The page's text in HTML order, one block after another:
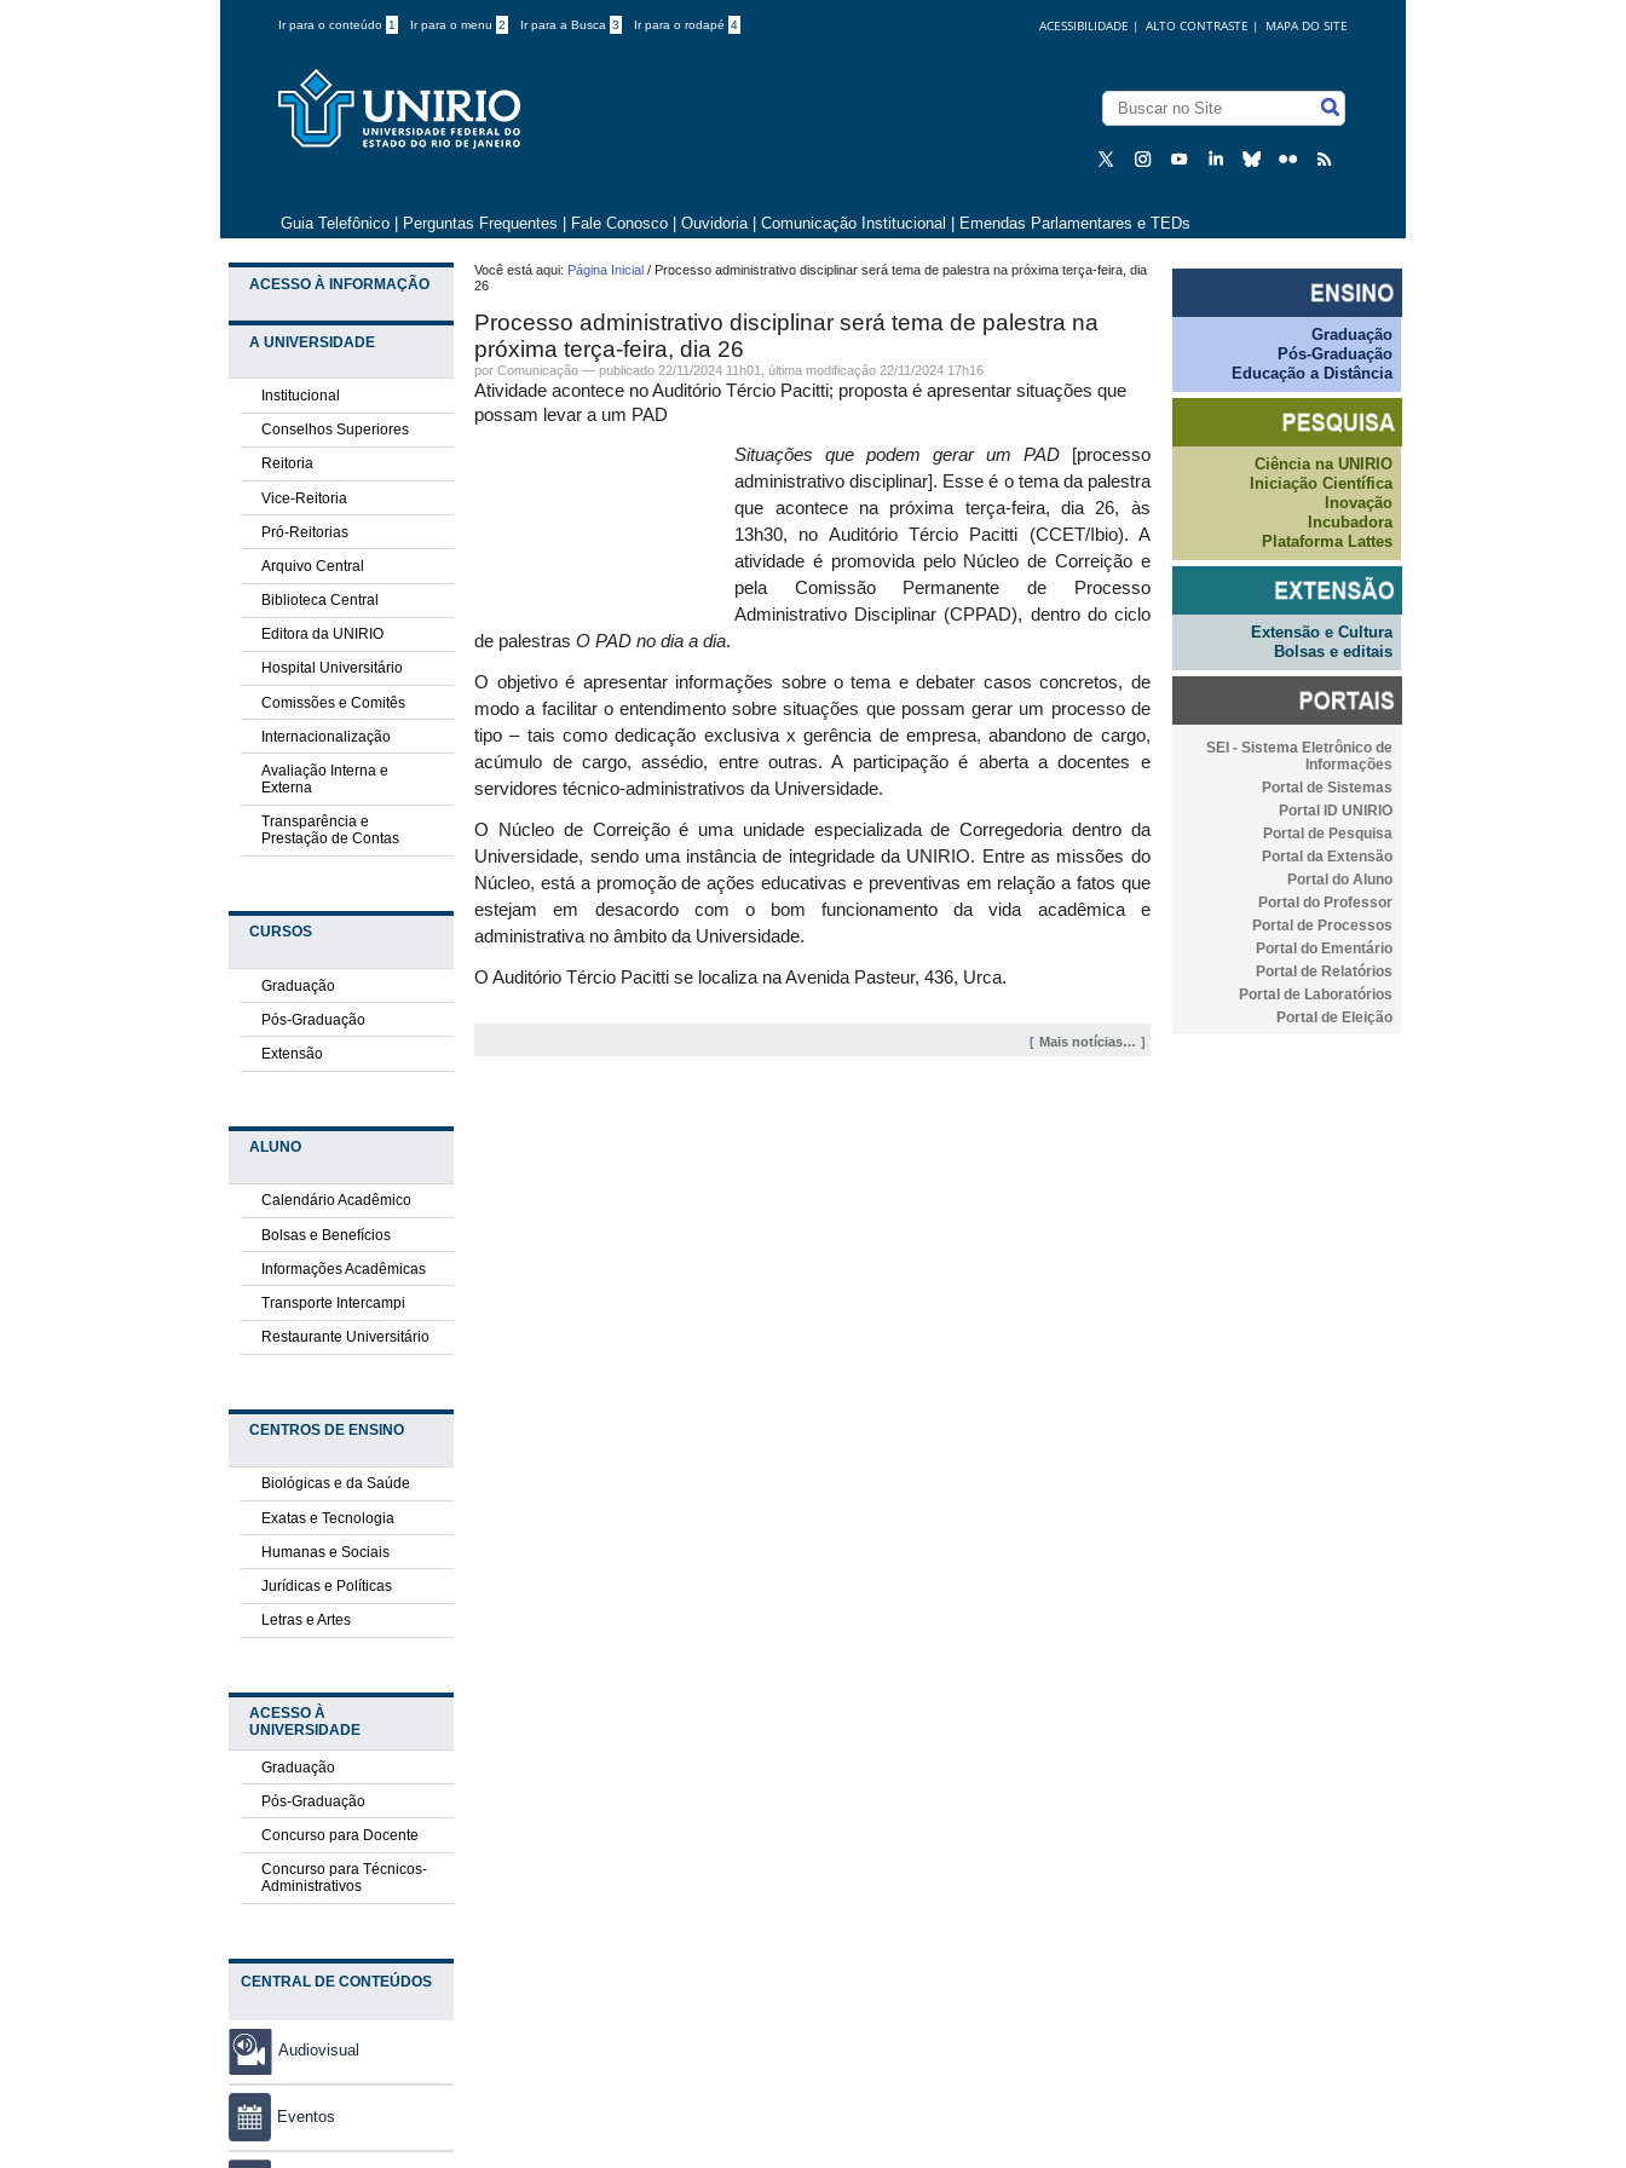
Ir para o conteúdo 1 Ir para o menu 2 Ir para a Busca 3 Ir para o rodapé 4 MAPA DO SITE
ALTO CONTRASTE |
ACESSIBILIDADE |
Guia Telefônico Perguntas Frequentes Fale Conosco Ouvidoria Comunicação Institucional Emendas Parlamentares e TEDs
ACESSO À INFORMAÇÃO
A UNIVERSIDADE
Institucional
Conselhos Superiores
Reitoria
Vice-Reitoria
Pró-Reitorias
Arquivo Central
Biblioteca Central
Editora da UNIRIO
Hospital Universitário
Comissões e Comitês
Internacionalização
Avaliação Interna e
Externa
Transparência e
Prestação de Contas
CURSOS
Graduação
Pós-Graduação
Extensão
ALUNO
Calendário Acadêmico
Bolsas e Benefícios
Informações Acadêmicas
Transporte Intercampi
Restaurante Universitário
CENTROS DE ENSINO
Biológicas e da Saúde
Exatas e Tecnologia
Humanas e Sociais
Jurídicas e Políticas
Letras e Artes
ACESSO À
UNIVERSIDADE
Graduação
Pós-Graduação
Concurso para Docente
Concurso para Técnicos-
Administrativos
CENTRAL DE CONTEÚDOS
Audiovisual
Eventos
Você está aqui: Página Inicial / Processo administrativo disciplinar será tema de palestra na próxima terça-feira, dia
26
Processo administrativo disciplinar será tema de palestra na
próxima terça-feira, dia 26
porComunicação —publicado 22/11/2024 11h01,última modificação 22/11/2024 17h16
Atividade acontece no Auditório Tércio Pacitti; proposta é apresentar situações que
possam levar a um PAD
Situações que podem gerar um PAD
[processo
administrativo disciplinar]. Esse é o tema da palestra
que acontece na próxima terça-feira, dia 26, às
13h30, no Auditório Tércio Pacitti (CCET/Ibio). A
atividade é promovida pelo Núcleo de Correição e
pela Comissão Permanente de Processo
Administrativo Disciplinar (CPPAD), dentro do ciclo
de palestrasO PAD no dia a dia.
O objetivo é apresentar informações sobre o tema e debater casos concretos, de
modo a facilitar o entendimento sobre situações que possam gerar um processo de
tipo – tais como dedicação exclusiva x gerência de empresa, abandono de cargo,
acúmulo de cargo, assédio, entre outras. A participação é aberta a docentes e
servidores técnico-administrativos da Universidade.
O Núcleo de Correição é uma unidade especializada de Corregedoria dentro da
Universidade, sendo uma instância de integridade da UNIRIO. Entre as missões do
Núcleo, está a promoção de ações educativas e preventivas em relação a fatos que
estejam em desacordo com o bom funcionamento da vida acadêmica e
administrativa no âmbito da Universidade.
O Auditório Tércio Pacitti se localiza na Avenida Pasteur, 436, Urca.
Mais notícias…
Graduação
Pós-Graduação
Educação a Distância
Ciência na UNIRIO
Iniciação Científica
Inovação
Incubadora
Plataforma Lattes
Extensão e Cultura
Bolsas e editais
SEI - Sistema Eletrônico de
Informações
Portal de Sistemas
Portal ID UNIRIO
Portal de Pesquisa
Portal da Extensão
Portal do Aluno
Portal do Professor
Portal de Processos
Portal do Ementário
Portal de Relatórios
Portal de Laboratórios
Portal de Eleição